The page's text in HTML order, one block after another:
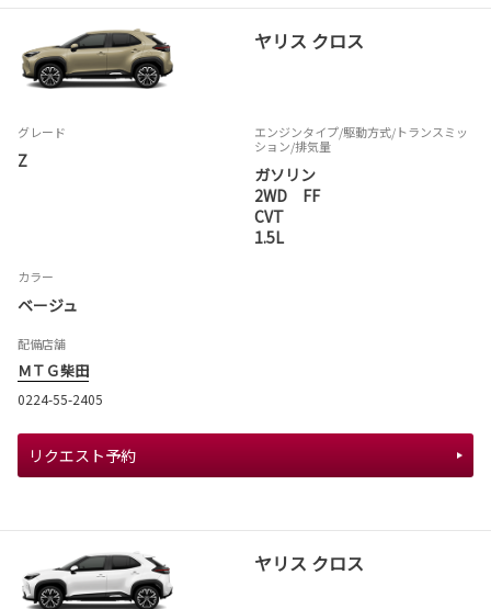
ヤリス クロス
グレード
Z
エンジンタイプ/駆動方式/トランスミッ
ション/排気量
ガソリン
2WD FF
CVT
1.5L
カラー
ベージュ
配備店舗
ＭＴＧ柴田
0224-55-2405
リクエスト予約
ヤリス クロス